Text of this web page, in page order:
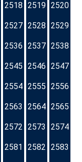
2518 2519 2520
2527 2528 2529
2536 2537 2538
2545 2546 2547
2554 2555 2556
2563 2564 2565
2572 2573 2574
2581 2582 2583